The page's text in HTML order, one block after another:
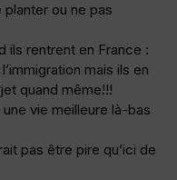
planter ou ne pas
ils rentrent en France :
mais ils en
quand même!!!
une vie meilleure là-bas
pas être pire qu’ici de